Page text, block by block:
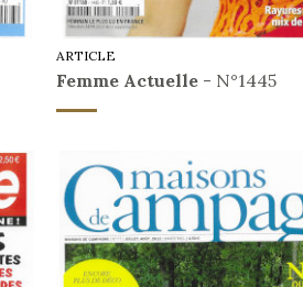
ARTICLE
Femme Actuelle - N°1445